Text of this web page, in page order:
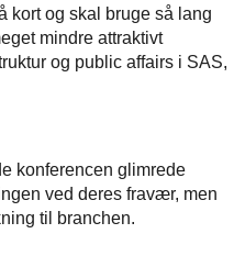
kort og skal bruge så lang
mindre attraktivt
og public affairs i SAS,
konferencen glimrede
ved deres fravær, men
til branchen.